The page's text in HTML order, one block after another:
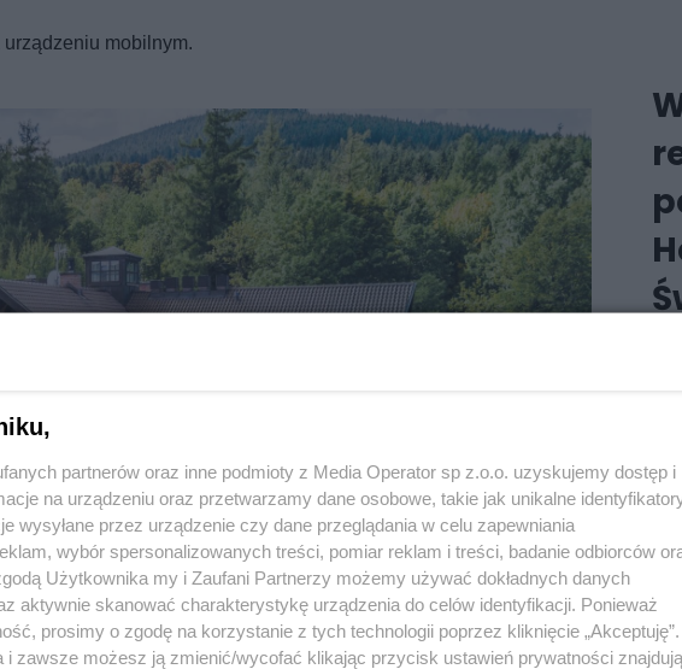
mobilnym.
regulamin korzystania z portali
Twojemiasto
Piekary Śląskie
Chorzów
Tarnowskie Góry
Ruda Śląska
Świętochłowice
Tychy
Bytom
Katowice
Skontakuj sięz
Kontakt
Redakcja
Newsletter
Reklama
partnerów oraz inne podmioty z Media Operator sp z.o.o. uzyskujemy dostęp i
na urządzeniu oraz przetwarzamy dane osobowe, takie jak unikalne
wysyłane przez urządzenie czy dane przeglądania w celu zapewniania
wybór spersonalizowanych treści, pomiar reklam i treści, badanie odbiorców
Użytkownika my i Zaufani Partnerzy możemy używać dokładnych danych
aktywnie skanować charakterystykę urządzenia do celów identyfikacji. Ponieważ
prosimy o zgodę na korzystanie z tych technologii poprzez kliknięcie „Akceptuję”.
i zawsze możesz ją zmienić/wycofać klikając przycisk ustawień prywatności